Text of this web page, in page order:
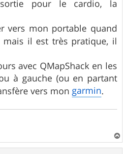
pour le cardio, la
vers mon portable quand
mais il est très pratique, il
avec QMapShack en les
à gauche (ou en partant
vers mon garmin.
a